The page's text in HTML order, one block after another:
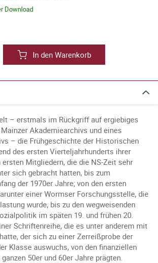
Download
In den Warenkorb
– erstmals im Rückgriff auf ergiebiges
Akademiearchivs und eines
– die Frühgeschichte der Historischen
des ersten Vierteljahrhunderts ihrer
ersten Mitgliedern, die die NS-Zeit sehr
sich gebracht hatten, bis zum
der 1970er Jahre; von den ersten
einer Wormser Forschungsstelle, die
wurde, bis zu den wegweisenden
im späten 19. und frühen 20.
Schriftenreihe, die es unter anderem mit
der sich zu einer Zerreißprobe der
Klasse auswuchs, von den finanziellen
50er und 60er Jahre prägten.